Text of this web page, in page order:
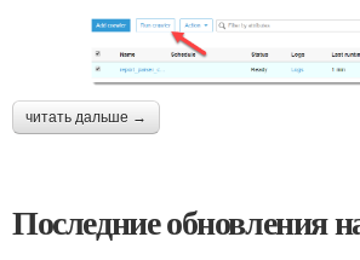
читать дальше →
Последние обновления